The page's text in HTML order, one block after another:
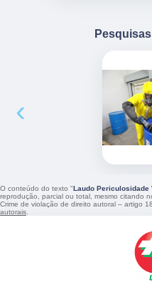
‹
O conteúdo do texto "Laudo Periculosidade
reprodução, parcial ou total, mesmo citando
Crime de violação de direito autoral – artigo
autorais